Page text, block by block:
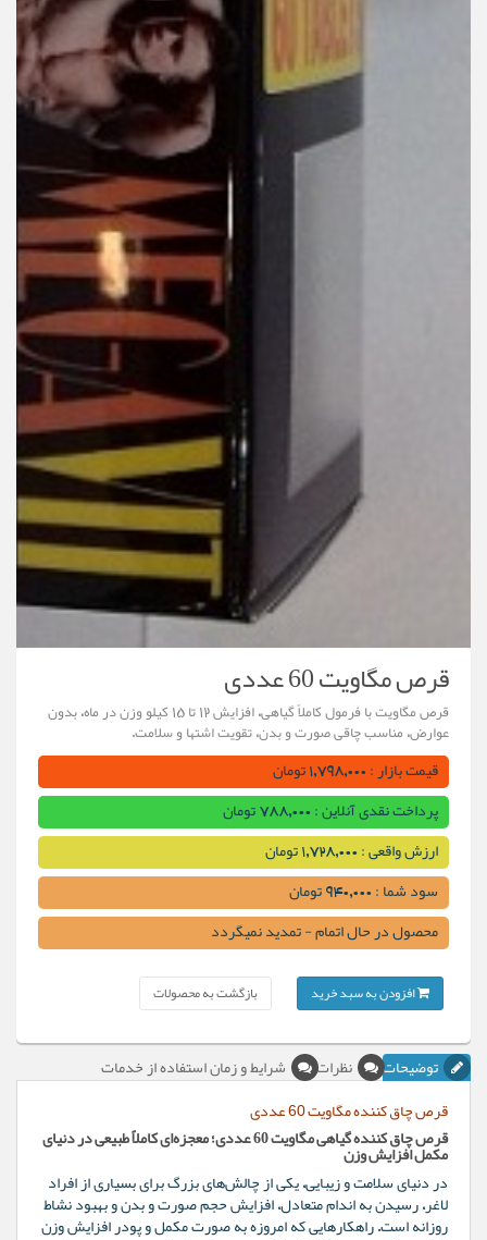
قرص مگاویت 60 عددی
قرص مگاویت با فرمول کاملاً گیاهی، افزایش ۱۲ تا ۱۵ کیلو وزن در ماه، بدون
عوارض، مناسب چاقی صورت و بدن، تقویت اشتها و سلامت.
قیمت بازار : 1,798,000 تومان
پرداخت نقدی آنلاین : 788,000 تومان
ارزش واقعی : 1,728,000 تومان
سود شما : 940,000 تومان
محصول در حال اتمام - تمدید نمیگردد
افزودن به سبد خرید بازگشت به محصولات
توضیحات نظرات شرایط و زمان استفاده از خدمات
قرص چاق کننده مگاویت 60 عددی
قرص چاق کننده گیاهی مگاویت 60 عددی؛ معجزه‌ای کاملاً طبیعی در دنیای
مکمل افزایش وزن
در دنیای سلامت و زیبایی، یکی از چالش‌های بزرگ برای بسیاری از افراد
لاغر، رسیدن به اندام متعادل، افزایش حجم صورت و بدن و بهبود نشاط
روزانه است. راهکارهایی که امروزه به صورت مکمل و پودر افزایش وزن